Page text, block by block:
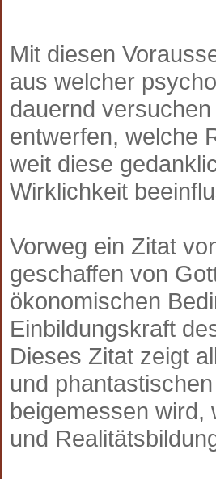
Mit diesen
aus welcher
dauernd
entwerfen, welche
weit diese
Wirklichkeit
Vorweg ein Zitat
geschaffen von
ökonomischen
Einbildungskraft
Dieses Zitat zeigt
und
beigemessen wird,
und